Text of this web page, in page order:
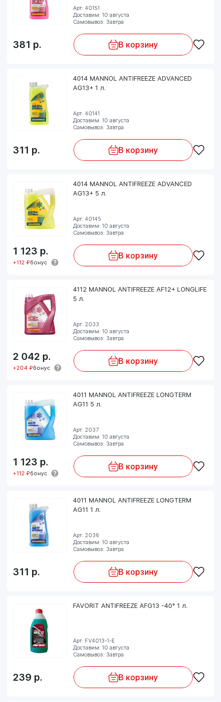
Арт: 40151
Доставим: 10 августа
Самовывоз: Завтра
381 р. В корзину
4014 MANNOL ANTIFREEZE ADVANCED
AG13+ 1 л.
Арт: 40141
Доставим: 10 августа
Самовывоз: Завтра
311 р. В корзину
4014 MANNOL ANTIFREEZE ADVANCED
AG13+ 5 л.
Арт: 40145
Доставим: 10 августа
Самовывоз: Завтра
1 123 р.
+112 ₽бонус
В корзину
4112 MANNOL ANTIFREEZE AF12+ LONGLIFE
5 л.
Арт: 2033
Доставим: 10 августа
Самовывоз: Завтра
2 042 р.
+204 ₽бонус
В корзину
4011 MANNOL ANTIFREEZE LONGTERM
AG11 5 л.
Арт: 2037
Доставим: 10 августа
Самовывоз: Завтра
1 123 р.
+112 ₽бонус
В корзину
4011 MANNOL ANTIFREEZE LONGTERM
AG11 1 л.
Арт: 2036
Доставим: 10 августа
Самовывоз: Завтра
311 р. В корзину
FAVORIT ANTIFREEZE AFG13 -40° 1 л.
Арт: FV4013-1-E
Доставим: 10 августа
Самовывоз: Завтра
239 р. В корзину